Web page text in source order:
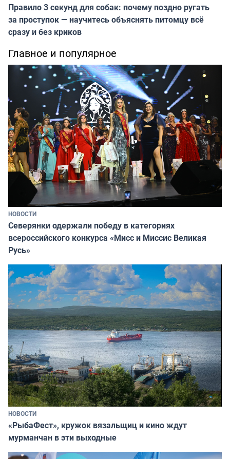
Правило 3 секунд для собак: почему поздно ругать
за проступок — научитесь объяснять питомцу всё
сразу и без криков
Главное и популярное
НОВОСТИ
Северянки одержали победу в категориях
всероссийского конкурса «Мисс и Миссис Великая
Русь»
НОВОСТИ
«РыбаФест», кружок вязальщиц и кино ждут
мурманчан в эти выходные